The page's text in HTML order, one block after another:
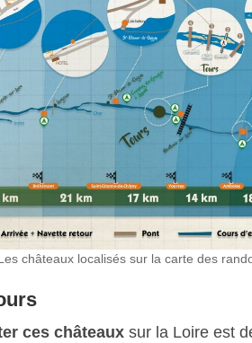
châteaux localisés sur la carte des
ces châteauxsur la Loire est